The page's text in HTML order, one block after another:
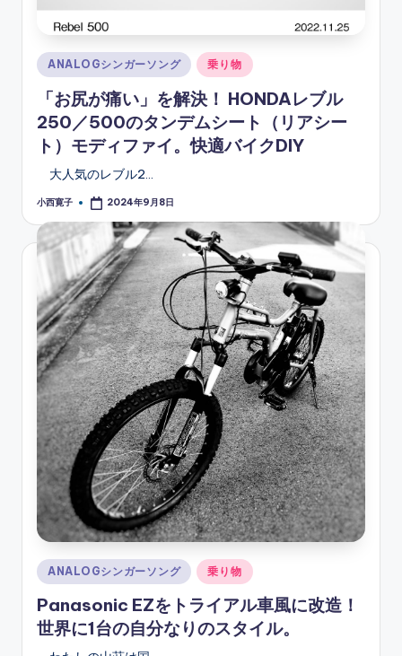
Posted
in
ANALOGシンガーソング 乗り物
「お尻が痛い」を解決！ HONDAレブル
250／500のタンデムシート（リアシー
ト）モディファイ。快適バイクDIY
大人気のレブル2…
Posted
小西寛子 2024年9月8日
Posted
in
ANALOGシンガーソング 乗り物
Panasonic EZをトライアル車風に改造！
世界に1台の自分なりのスタイル。